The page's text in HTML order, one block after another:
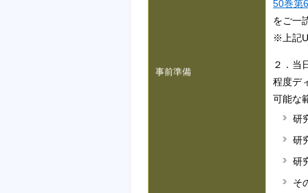
事前準備
50巻第
をご一
※上記
２．当
程度デ
可能な
研
研
研
そ